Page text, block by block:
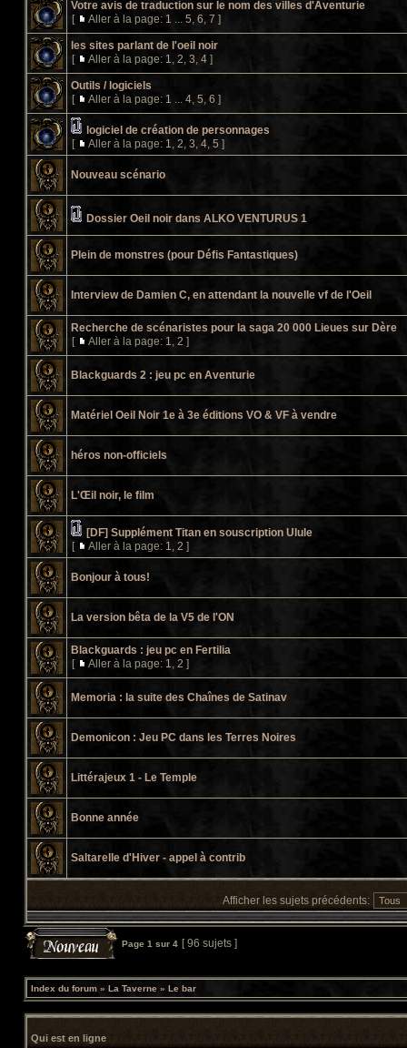
Votre avis de traduction sur le nom des villes d'Aventurie
[
Aller à la page: 1 ... 5, 6, 7 ]
les sites parlant de l'oeil noir
[
Aller à la page: 1, 2, 3, 4 ]
Outils / logiciels
[
Aller à la page: 1 ... 4, 5, 6 ]
logiciel de création de personnages
[
Aller à la page: 1, 2, 3, 4, 5 ]
Nouveau scénario
Dossier Oeil noir dans ALKO VENTURUS 1
Plein de monstres (pour Défis Fantastiques)
Interview de Damien C, en attendant la nouvelle vf de l'Oeil
Recherche de scénaristes pour la saga 20 000 Lieues sur Dère
[
Aller à la page: 1, 2 ]
Blackguards 2 : jeu pc en Aventurie
Matériel Oeil Noir 1e à 3e éditions VO & VF à vendre
héros non-officiels
L'Œil noir, le film
[DF] Supplément Titan en souscription Ulule
[
Aller à la page: 1, 2 ]
Bonjour à tous!
La version bêta de la V5 de l'ON
Blackguards : jeu pc en Fertilia
[
Aller à la page: 1, 2 ]
Memoria : la suite des Chaînes de Satinav
Demonicon : Jeu PC dans les Terres Noires
Littérajeux 1 - Le Temple
Bonne année
Saltarelle d'Hiver - appel à contrib
Afficher les sujets précédents:
Page 1 sur 4 [ 96 sujets ]
Index du forum » La Taverne » Le bar
Qui est en ligne